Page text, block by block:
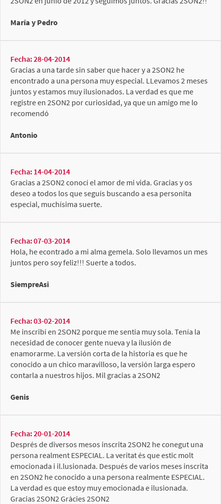
María y Pedro
Fecha: 28-04-2014
Gracias a una tarde sin saber que hacer y a 2SON2 he
encontrado a una persona muy especial. LLevamos 2 meses
juntos y estamos muy ilusionados. La verdad es que me
registre en 2SON2 por curiosidad, ya que un amigo me lo
recomendó
Antonio
Fecha: 14-04-2014
Gracias a 2SON2 conocí el amor de mi vida. Gracias y os
deseo a todos los que seguís buscando a esa personita
especial, muchísima suerte.
Fecha: 07-03-2014
Hola, he econtrado a mi alma gemela. Solo llevamos un mes
juntos pero soy feliz!!! Suerte a todos.
SiempreAsi
Fecha: 03-02-2014
Me inscribí en 2SON2 porque me sentía muy sola. Tenía la
necesidad de conocer gente nueva y la ilusión de
enamorarme. La versión corta de la historia es que he
conocido a un chico maravilloso, la versión larga espero
contarla a nuestros hijos. Mil gracias a 2SON2
Genis
Fecha: 20-01-2014
Després de diversos mesos inscrita 2SON2 he conegut una
persona realment ESPECIAL. La veritat és que estic molt
emocionada i il.lusionada. Después de varios meses inscrita
en 2SON2 he conocido a una persona realmente ESPECIAL.
La verdad es que estoy muy emocionada e ilusionada.
Gracias 2SON2 Gràcies 2SON2